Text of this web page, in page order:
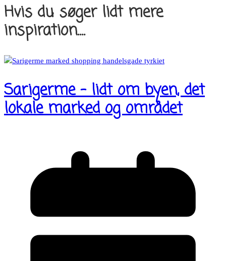
Hvis du søger lidt mere
inspiration....
Sarigerme – lidt om byen, det
lokale marked og området